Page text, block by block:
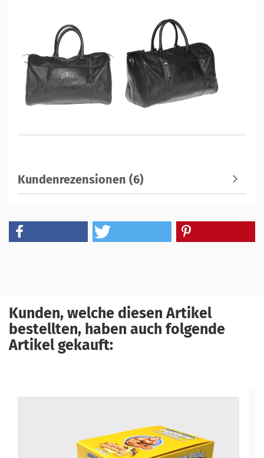
Kundenrezensionen (6)
Kunden, welche diesen Artikel
bestellten, haben auch folgende
Artikel gekauft: